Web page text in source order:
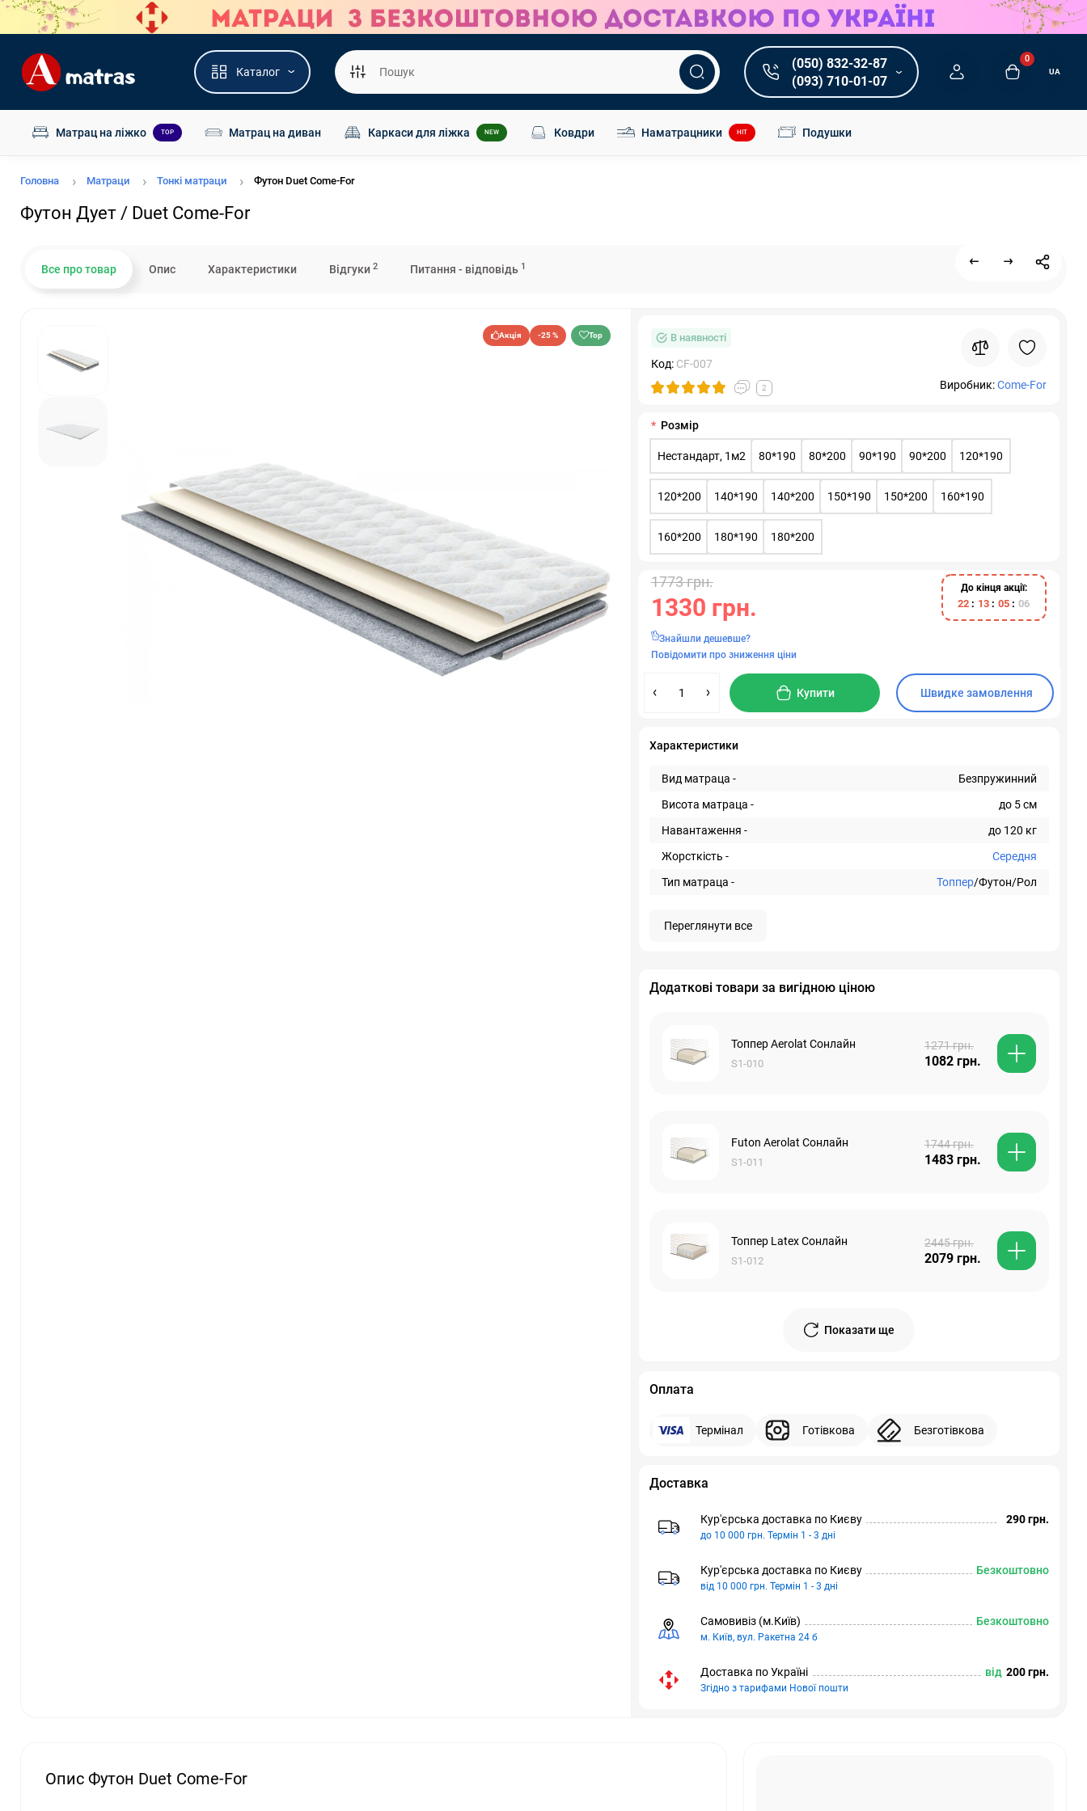
Каталог
(050) 832-32-87
(093) 710-01-07
0
UA
Матрац на ліжко TOP Матрац на диван Каркаси для ліжка NEW Ковдри Наматрацники HIT Подушки
Головна Матраци Тонкі матраци Футон Duet Come-For
Футон Дует / Duet Come-For
Все про товар Опис Характеристики Відгуки 2 Питання - відповідь 1
Акція -25 % Top В наявності
Код: CF-007
2 Виробник:Come-For
Розмір
Нестандарт, 1м2 80*190 80*200 90*190 90*200 120*190
120*200 140*190 140*200 150*190 150*200 160*190
160*200 180*190 180*200
1773 грн.
1330 грн.
Знайшли дешевше?
Повідомити про зниження ціни
До кінця акції:
22 13 05 05
Купити Швидке замовлення
Характеристики
Вид матраца -
Безпружинний
Висота матраца -
до 5 см
Навантаження -
до 120 кг
Жорсткість -
Середня
Тип матраца -
Топпер/Футон/Рол
Переглянути все
Додаткові товари за вигідною ціною
Топпер Aerolat Сонлайн
S1-010
1271 грн.
1082 грн.
Futon Aerolat Сонлайн
S1-011
1744 грн.
1483 грн.
Топпер Latex Сонлайн
S1-012
2445 грн.
2079 грн.
Показати ще
Оплата
Термінал Готівкова Безготівкова
Доставка
Кур'єрська доставка по Києву
до 10 000 грн. Термін 1 - 3 дні
290 грн.
Кур'єрська доставка по Києву
від 10 000 грн. Термін 1 - 3 дні
Безкоштовно
Самовивіз (м.Київ)
м. Київ, вул. Ракетна 24 б
Безкоштовно
Доставка по Україні
Згідно з тарифами Нової пошти
від 200 грн.
Опис Футон Duet Come-For